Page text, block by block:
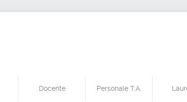
Docente Personale T.A.